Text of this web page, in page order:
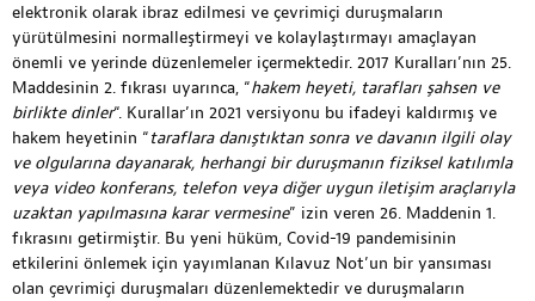
elektronik olarak ibraz edilmesi ve çevrimiçi duruşmaların
yürütülmesini normalleştirmeyi ve kolaylaştırmayı amaçlayan
önemli ve yerinde düzenlemeler içermektedir. 2017 Kuralları’nın 25.
Maddesinin 2. fıkrası uyarınca, “hakem heyeti, tarafları şahsen ve
birlikte dinler“. Kurallar’ın 2021 versiyonu bu ifadeyi kaldırmış ve
hakem heyetinin “taraflara danıştıktan sonra ve davanın ilgili olay
ve olgularına dayanarak, herhangi bir duruşmanın fiziksel katılımla
veya video konferans, telefon veya diğer uygun iletişim araçlarıyla
uzaktan yapılmasına karar vermesine” izin veren 26. Maddenin 1.
fıkrasını getirmiştir. Bu yeni hüküm, Covid-19 pandemisinin
etkilerini önlemek için yayımlanan Kılavuz Not’un bir yansıması
olan çevrimiçi duruşmaları düzenlemektedir ve duruşmaların